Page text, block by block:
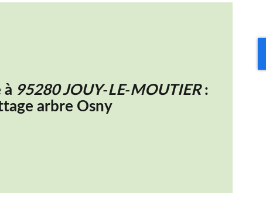
à 95280 JOUY-LE-MOUTIER:
arbre Osny